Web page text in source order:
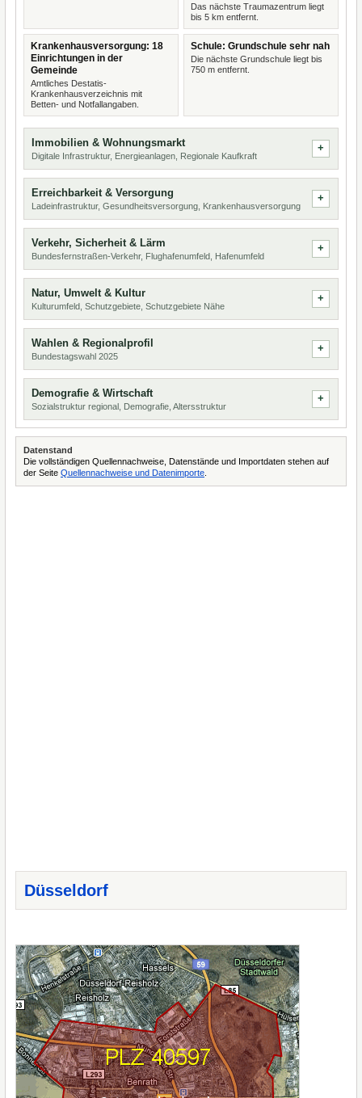
Das nächste Traumazentrum liegt
bis 5 km entfernt.
Krankenhausversorgung: 18
Einrichtungen in der
Gemeinde
Amtliches Destatis-
Krankenhausverzeichnis mit
Betten- und Notfallangaben.
Schule: Grundschule sehr nah
Die nächste Grundschule liegt bis
750 m entfernt.
Immobilien & Wohnungsmarkt
Digitale Infrastruktur, Energieanlagen, Regionale Kaufkraft
Erreichbarkeit & Versorgung
Ladeinfrastruktur, Gesundheitsversorgung, Krankenhausversorgung
Verkehr, Sicherheit & Lärm
Bundesfernstraßen-Verkehr, Flughafenumfeld, Hafenumfeld
Natur, Umwelt & Kultur
Kulturumfeld, Schutzgebiete, Schutzgebiete Nähe
Wahlen & Regionalprofil
Bundestagswahl 2025
Demografie & Wirtschaft
Sozialstruktur regional, Demografie, Altersstruktur
Datenstand
Die vollständigen Quellennachweise, Datenstände und Importdaten stehen auf
der Seite Quellennachweise und Datenimporte
Düsseldorf